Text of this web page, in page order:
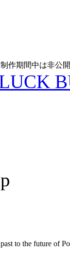
作期間中は非公
to the future of